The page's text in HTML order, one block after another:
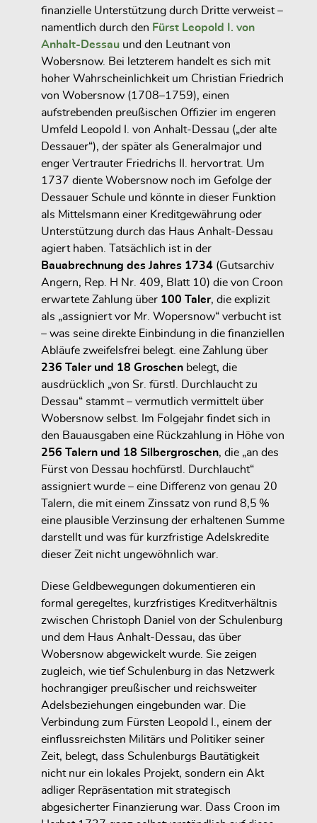
finanzielle Unterstützung durch Dritte verweist –
namentlich durch den Fürst Leopold I. von
Anhalt-Dessau und den Leutnant von
Wobersnow. Bei letzterem handelt es sich mit
hoher Wahrscheinlichkeit um Christian Friedrich
von Wobersnow (1708–1759), einen
aufstrebenden preußischen Offizier im engeren
Umfeld Leopold I. von Anhalt-Dessau („der alte
Dessauer“), der später als Generalmajor und
enger Vertrauter Friedrichs II. hervortrat. Um
1737 diente Wobersnow noch im Gefolge der
Dessauer Schule und könnte in dieser Funktion
als Mittelsmann einer Kreditgewährung oder
Unterstützung durch das Haus Anhalt-Dessau
agiert haben. Tatsächlich ist in der
Bauabrechnung des Jahres 1734 (Gutsarchiv
Angern, Rep. H Nr. 409, Blatt 10) die von Croon
erwartete Zahlung über 100 Taler, die explizit
als „assigniert vor Mr. Wopersnow“ verbucht ist
– was seine direkte Einbindung in die finanziellen
Abläufe zweifelsfrei belegt. eine Zahlung über
236 Taler und 18 Groschen belegt, die
ausdrücklich „von Sr. fürstl. Durchlaucht zu
Dessau“ stammt – vermutlich vermittelt über
Wobersnow selbst. Im Folgejahr findet sich in
den Bauausgaben eine Rückzahlung in Höhe von
256 Talern und 18 Silbergroschen, die „an des
Fürst von Dessau hochfürstl. Durchlaucht“
assigniert wurde – eine Differenz von genau 20
Talern, die mit einem Zinssatz von rund 8,5 %
eine plausible Verzinsung der erhaltenen Summe
darstellt und was für kurzfristige Adelskredite
dieser Zeit nicht ungewöhnlich war.
Diese Geldbewegungen dokumentieren ein
formal geregeltes, kurzfristiges Kreditverhältnis
zwischen Christoph Daniel von der Schulenburg
und dem Haus Anhalt-Dessau, das über
Wobersnow abgewickelt wurde. Sie zeigen
zugleich, wie tief Schulenburg in das Netzwerk
hochrangiger preußischer und reichsweiter
Adelsbeziehungen eingebunden war. Die
Verbindung zum Fürsten Leopold I., einem der
einflussreichsten Militärs und Politiker seiner
Zeit, belegt, dass Schulenburgs Bautätigkeit
nicht nur ein lokales Projekt, sondern ein Akt
adliger Repräsentation mit strategisch
abgesicherter Finanzierung war. Dass Croon im